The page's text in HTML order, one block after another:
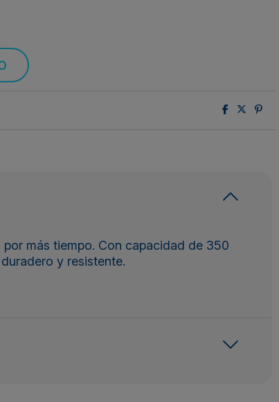
más tiempo. Con capacidad de 350
y resistente.